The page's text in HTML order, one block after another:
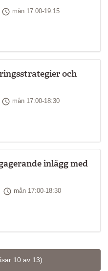
Tid
mån 17:00-19:15
och
Tid
mån 17:00-18:30
inlägg med
Tid
mån 17:00-18:30
10 av 13)